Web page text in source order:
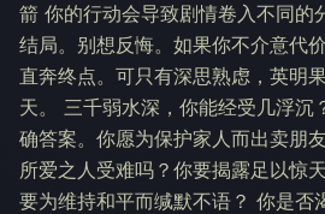
箭 你的行动会导致剧情卷入不同的
结局。别想反悔。如果你不介意代
直奔终点。可只有深思熟虑，英明
天。 三千弱水深，你能经受几浮沉
确答案。你愿为保护家人而出卖朋
所爱之人受难吗？你要揭露足以惊
要为维持和平而缄默不语？ 你是否